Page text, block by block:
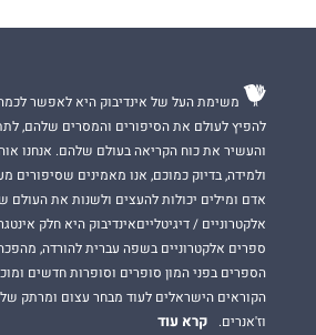
משימת העל של אינדיבוק היא לאפשר
להפיץ לעולם את הסיפורים והמסרים שלהם,
והעשיר את כוח הקריאה בעולם שלהם. אנחנו
ולמידה, בדיוק כמוכם, אנו מאמינים שסיפורים
אדם ומילים יכולות להעצים ולשנות את העולם
אלקטרוניים / דיגיטלייםאינדיבוק היא חלק
ספרים אלקטרוניים בשפה עברית להורדה,
הספרים בפני המון סופרים וסופרות חדשים
הקוראים הישראלים לעוד מבחר עצום ומרתק
וז'אנרים.
קרא עוד